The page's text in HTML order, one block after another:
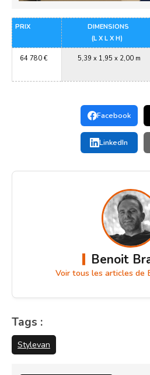
PRIX
DIMENSIONS
(L X L X H)
64 780 € 5,39 x 1,95 x 2,00 m
Facebook
LinkedIn
Benoit
Voir tous les articles de
Tags :
Stylevan